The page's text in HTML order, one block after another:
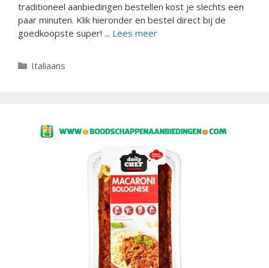
traditioneel aanbiedingen bestellen kost je slechts een
paar minuten. Klik hieronder en bestel direct bij de
goedkoopste super! ... Lees meer
Categorieën
Italiaans